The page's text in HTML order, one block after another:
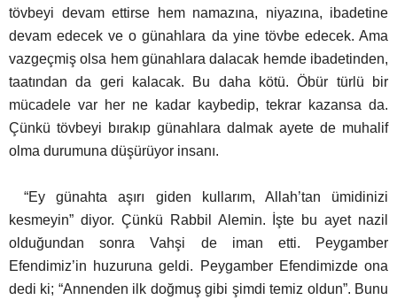
tövbeyi devam ettirse hem namazına, niyazına, ibadetine
devam edecek ve o günahlara da yine tövbe edecek. Ama
vazgeçmiş olsa hem günahlara dalacak hemde ibadetinden,
taatından da geri kalacak. Bu daha kötü.Öbür türlü bir
mücadele var her ne kadar kaybedip, tekrar kazansa da.
Çünkü tövbeyi bırakıp günahlara dalmak ayete de muhalif
olma durumuna düşürüyor insanı.
“Ey günahta aşırı giden kullarım, Allah’tan ümidinizi
kesmeyin” diyor. Çünkü Rabbil Alemin. İşte bu ayet nazil
olduğundan sonra Vahşi de iman etti. Peygamber
Efendimiz’in huzuruna geldi. Peygamber Efendimizde ona
dedi ki; “Annenden ilk doğmuş gibi şimdi temiz oldun”. Bunu